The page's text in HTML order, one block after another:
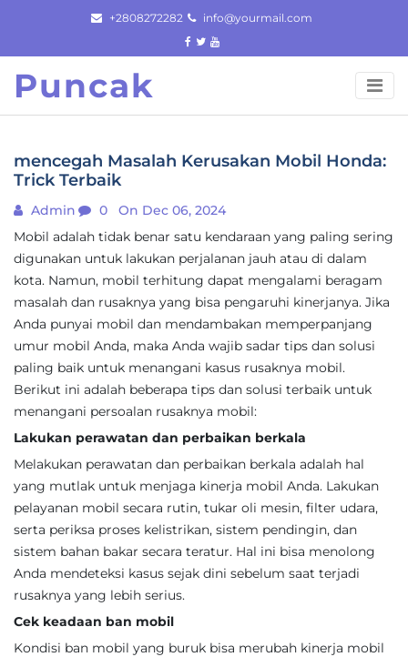
content
+2808272282 info@yourmail.com
Puncak
mencegah Masalah Kerusakan Mobil Honda:
Trick Terbaik
Admin 0
On Dec 06, 2024
Mobil adalah tidak benar satu kendaraan yang paling sering
digunakan untuk lakukan perjalanan jauh atau di dalam
kota. Namun, mobil terhitung dapat mengalami beragam
masalah dan rusaknya yang bisa pengaruhi kinerjanya. Jika
Anda punyai mobil dan mendambakan memperpanjang
umur mobil Anda, maka Anda wajib sadar tips dan solusi
paling baik untuk menangani kasus rusaknya mobil.
Berikut ini adalah beberapa tips dan solusi terbaik untuk
menangani persoalan rusaknya mobil:
Lakukan perawatan dan perbaikan berkala
Melakukan perawatan dan perbaikan berkala adalah hal
yang mutlak untuk menjaga kinerja mobil Anda. Lakukan
pelayanan mobil secara rutin, tukar oli mesin, filter udara,
serta periksa proses kelistrikan, sistem pendingin, dan
sistem bahan bakar secara teratur. Hal ini bisa menolong
Anda mendeteksi kasus sejak dini sebelum saat terjadi
rusaknya yang lebih serius.
Cek keadaan ban mobil
Kondisi ban mobil yang buruk bisa merubah kinerja mobil